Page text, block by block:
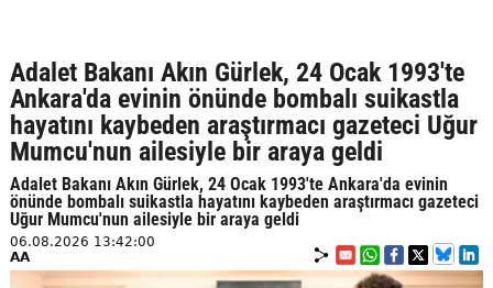
Adalet Bakanı Akın Gürlek, 24 Ocak 1993'te
Ankara'da evinin önünde bombalı suikastla
hayatını kaybeden araştırmacı gazeteci Uğur
Mumcu'nun ailesiyle bir araya geldi
Adalet Bakanı Akın Gürlek, 24 Ocak 1993'te Ankara'da evinin
önünde bombalı suikastla hayatını kaybeden araştırmacı gazeteci
Uğur Mumcu'nun ailesiyle bir araya geldi
06.08.2026 13:42:00
AA